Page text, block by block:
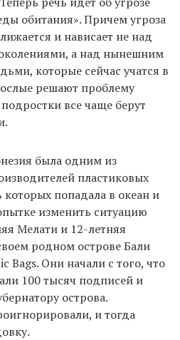
обитания». Причем угроза
и нависает не над
а над нынешним
которые сейчас учатся в
решают проблему
все чаще берут
была одним из
пластиковых
которых попадала в океан и
изменить ситуацию
Мелати и 12-летняя
родном острове Бали
Bags. Они начали с того, что
100 тысяч подписей и
острова.
и тогда